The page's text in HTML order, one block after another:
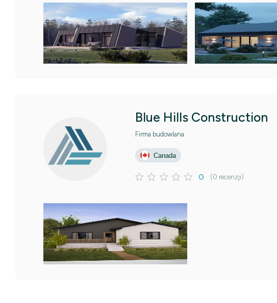
Blue Hills Construction
Firma budowlana
Canada
0 (0 recenzji)